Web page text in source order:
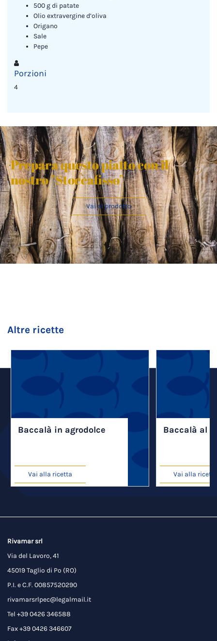
500 g di patate
Olio extravergine d’oliva
Origano
Sale
Pepe
Porzioni
4
Prepara questo piatto con il
nostro "Stoccafisso"
Vai al prodotto
Altre ricette
Baccalà in agrodolce
Vai alla ricetta
Baccalà al
Vai alla ricetta
Rivamar srl
Via del Lavoro, 41
45019 Taglio di Po (RO)
P.I. e C.F. 00857520290
rivamarsrlpec@legalmail.it
Tel +39 0426 346588
Fax +39 0426 346607